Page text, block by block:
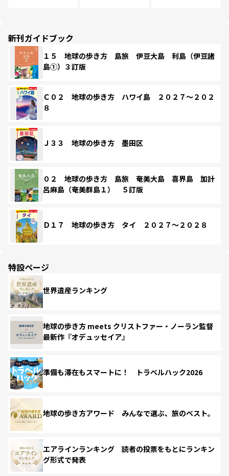
新刊ガイドブック
１５ 地球の歩き方 島旅 伊豆大島 利島（伊豆諸
島①）３訂版
Ｃ０２ 地球の歩き方 ハワイ島 ２０２７～２０２
８
Ｊ３３ 地球の歩き方 墨田区
０２ 地球の歩き方 島旅 奄美大島 喜界島 加計
呂麻島（奄美群島１） ５訂版
Ｄ１７ 地球の歩き方 タイ ２０２７～２０２８
特設ページ
世界遺産ランキング
地球の歩き方 meets クリストファー・ノーラン監督
最新作『オデュッセイア』
準備も滞在もスマートに！ トラベルハック2026
地球の歩き方アワード みんなで選ぶ、旅のベスト。
エアラインランキング 読者の投票をもとにランキン
グ形式で発表